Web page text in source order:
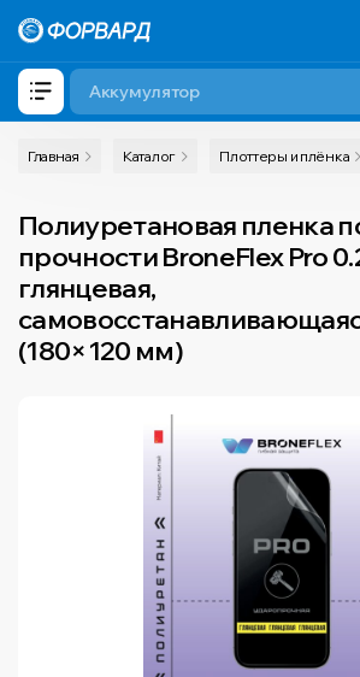
Главная Каталог Плоттеры и плёнка
Полиуретановая пленка
прочности BroneFlex Pro
глянцевая,
(180×120 мм)